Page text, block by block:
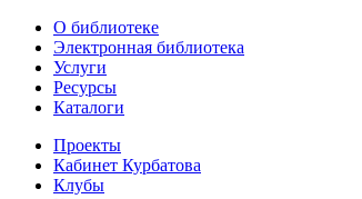
О библиотеке
Электронная библиотека
Услуги
Ресурсы
Каталоги
Проекты
Кабинет Курбатова
Клубы